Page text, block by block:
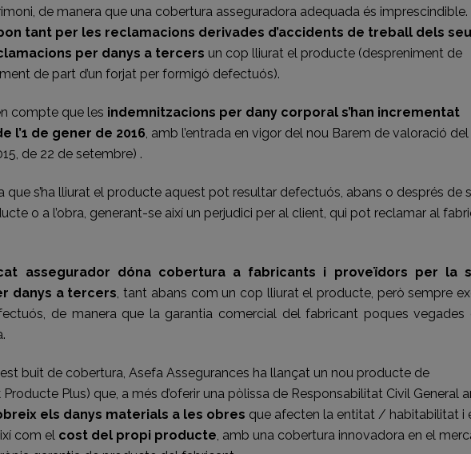
de manera que una cobertura asseguradora adequada és imprescindible.
tant per les reclamacions derivades d’accidents de treball dels
per danys a tercers un cop lliurat el producte (despreniment de
de part d’un forjat per formigó defectuós).
compte que les indemnitzacions per dany corporal s’han incrementat
l’1 de gener de 2016, amb l’entrada en vigor del nou Barem de valoració del
de 22 de setembre) .
que s’ha lliurat el producte aquest pot resultar defectuós, abans o després de
o a l’obra, generant-se així un perjudici per al client, qui pot reclamar al
assegurador dóna cobertura a fabricants i proveïdors per la
danys a tercers, tant abans com un cop lliurat el producte, però sempre
de manera que la garantia comercial del fabricant poques vegades
buit de cobertura, Asefa Assegurances ha llançat un nou producte de
Plus) que, a més d’oferir una pòlissa de Responsabilitat Civil General
els danys materials a les obres que afecten la entitat / habitabilitat i
com el cost del propi producte, amb una cobertura innovadora en el